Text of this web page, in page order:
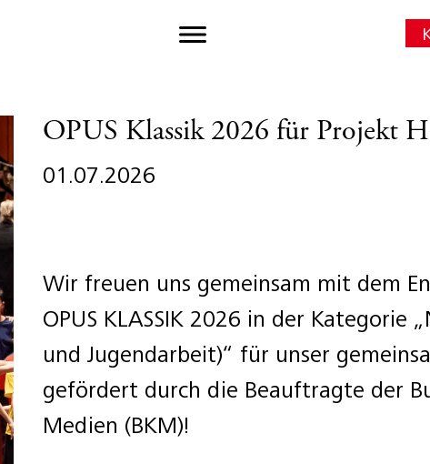
OPUS Klassik 2026 für Projekt
01.07.2026
Wir freuen uns gemeinsam mit dem
OPUS KLASSIK 2026 in der Kategorie
und Jugendarbeit)“ für unser
gefördert durch die Beauftragte der
Medien (BKM)!